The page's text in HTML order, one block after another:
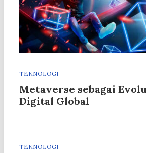
TEKNOLOGI
Metaverse sebagai
Digital Global
TEKNOLOGI